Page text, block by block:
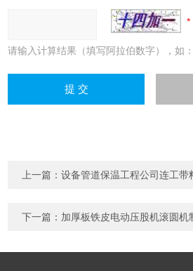
请输入计算结果（填写阿拉伯数字），如
上一篇：设备管道保温工程公司连工带
下一篇： 加厚板铁皮电动压股机滚圆机